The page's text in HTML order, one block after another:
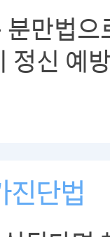
만법
정신 예
진단법